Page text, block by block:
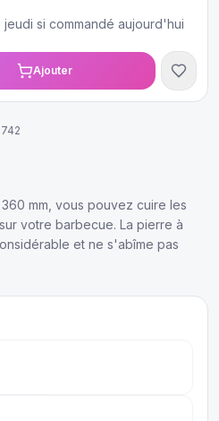
si commandé aujourd'hui
Ajouter
mm, vous pouvez cuire les
votre barbecue. La pierre à
et ne s'abîme pas